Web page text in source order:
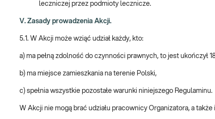
leczniczej przez podmioty lecznicze.
V. Zasady prowadzenia Akcji.
5.1. W Akcji może wziąć udział każdy, kto:
a) ma pełną zdolność do czynności prawnych, to jest ukończył
b) ma miejsce zamieszkania na terenie Polski,
c) spełnia wszystkie pozostałe warunki niniejszego Regulaminu.
W Akcji nie mogą brać udziału pracownicy Organizatora, a